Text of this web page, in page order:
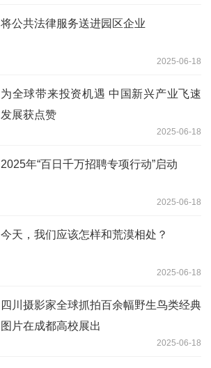
将公共法律服务送进园区企业
2025-06-18
为全球带来投资机遇 中国新兴产业飞速
发展获点赞
2025-06-18
2025年“百日千万招聘专项行动”启动
2025-06-18
今天，我们应该怎样和荒漠相处？
2025-06-18
四川摄影家全球抓拍百余幅野生鸟类经典
图片在成都高校展出
2025-06-18